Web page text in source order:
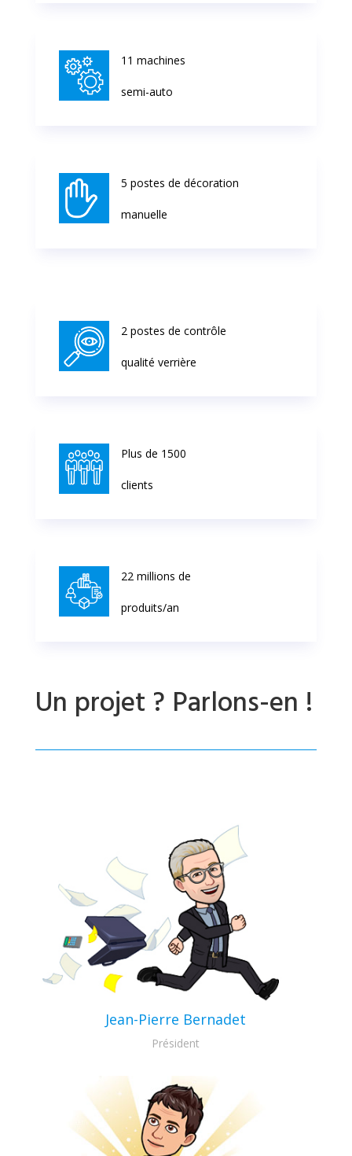
11 machines
semi-auto
5 postes de décoration
manuelle
2 postes de contrôle
qualité verrière
Plus de 1500
clients
22 millions de
produits/an
Un projet ? Parlons-en !
Jean-Pierre Bernadet
Président